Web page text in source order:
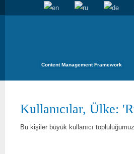
Content Management Framework
Kullanıcılar, Ülke:
Bu kişiler büyük kullanıcı